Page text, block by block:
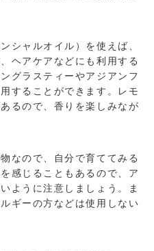
シャルオイル）を使えば、
ヘアケアなどにも利用する
グラスティーやアジアンフ
することができます。レモ
るので、香りを楽しみなが
なので、自分で育ててみる
感じることもあるので、ア
ように注意しましょう。ま
ギーの方などは使用しない